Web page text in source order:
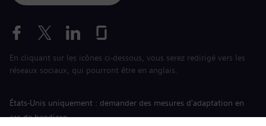
En cliquant sur les icônes ci-dessous, vous serez redirigé vers les
réseaux sociaux, qui pourront être en anglais.
États-Unis uniquement : demander des mesures d'adaptation en
cas de handicap